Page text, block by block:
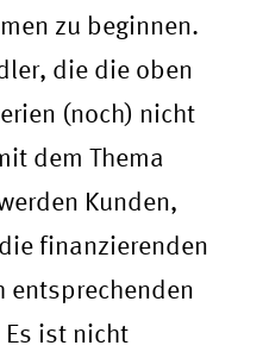
zu beginnen.
die die oben
(noch) nicht
dem Thema
Kunden,
finanzierenden
entsprechenden
ist nicht